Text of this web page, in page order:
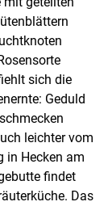
sich die
Geduld
leichter vom
in Hecken am
findet
Das